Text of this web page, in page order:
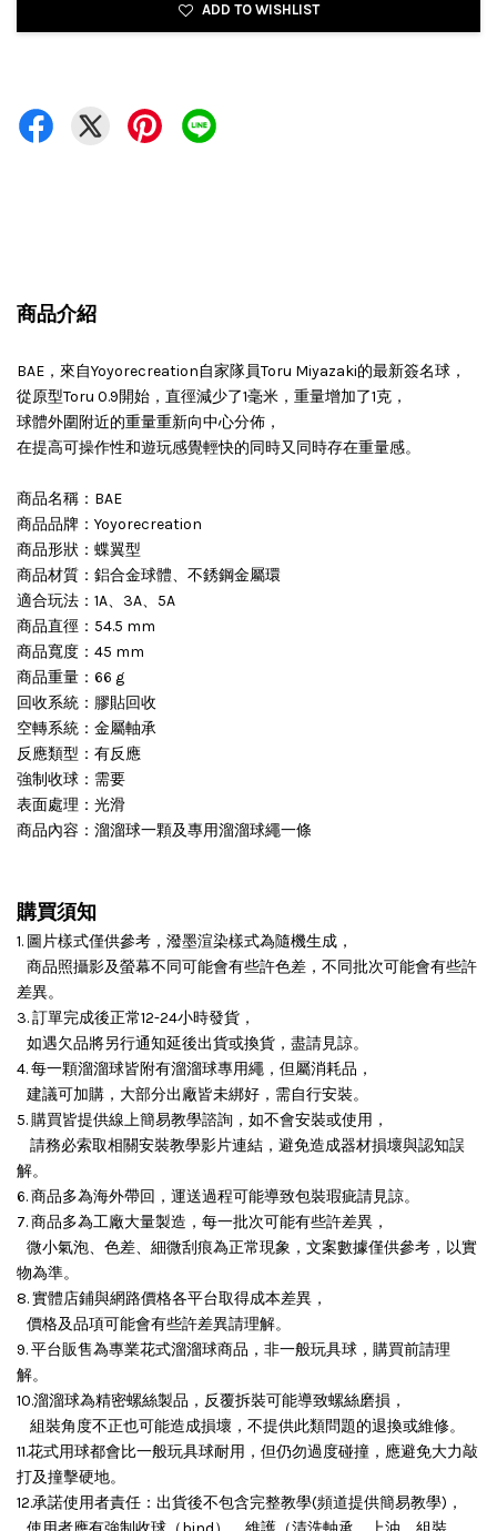
ADD TO WISHLIST
商品介紹
BAE，來自Yoyorecreation自家隊員Toru Miyazaki的最新簽名球，
從原型Toru 0.9開始，直徑減少了1毫米，重量增加了1克，
球體外圍附近的重量重新向中心分佈，
在提高可操作性和遊玩感覺輕快的同時又同時存在重量感。
商品名稱：BAE
商品品牌：Yoyorecreation
商品形狀：蝶翼型
商品材質：鋁合金球體、不銹鋼金屬環
適合玩法：1A、3A、5A
商品直徑：54.5 mm
商品寬度：45 mm
商品重量：66 g
回收系統：膠貼回收
空轉系統：金屬軸承
反應類型：有反應
強制收球：需要
表面處理：光滑
商品內容：溜溜球一顆及專用溜溜球繩一條
購買須知
1. 圖片樣式僅供參考，潑墨渲染樣式為隨機生成，
商品照攝影及螢幕不同可能會有些許色差，不同批次可能會有些許
差異。
3. 訂單完成後正常12-24小時發貨，
如遇欠品將另行通知延後出貨或換貨，盡請見諒。
4. 每一顆溜溜球皆附有溜溜球專用繩，但屬消耗品，
建議可加購，大部分出廠皆未綁好，需自行安裝。
5. 購買皆提供線上簡易教學諮詢，如不會安裝或使用，
請務必索取相關安裝教學影片連結，避免造成器材損壞與認知誤
解。
6. 商品多為海外帶回，運送過程可能導致包裝瑕疵請見諒。
7. 商品多為工廠大量製造，每一批次可能有些許差異，
微小氣泡、色差、細微刮痕為正常現象，文案數據僅供參考，以實
物為準。
8. 實體店鋪與網路價格各平台取得成本差異，
價格及品項可能會有些許差異請理解。
9. 平台販售為專業花式溜溜球商品，非一般玩具球，購買前請理
解。
10.溜溜球為精密螺絲製品，反覆拆裝可能導致螺絲磨損，
組裝角度不正也可能造成損壞， 不提供此類問題的退換或維修。
11.花式用球都會比一般玩具球耐用，但仍勿過度碰撞，應避免大力敲
打及撞擊硬地。
12.承諾使用者責任：出貨後不包含完整教學(頻道提供簡易教學)，